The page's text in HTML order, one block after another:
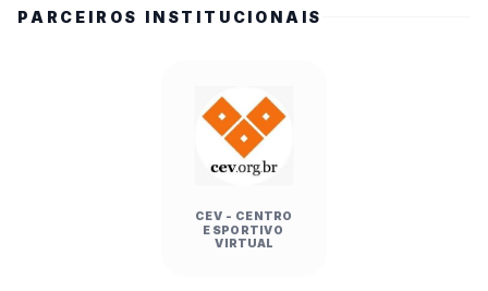
PARCEIROS INSTITUCIONAIS
CEV - CENTRO
ESPORTIVO
VIRTUAL